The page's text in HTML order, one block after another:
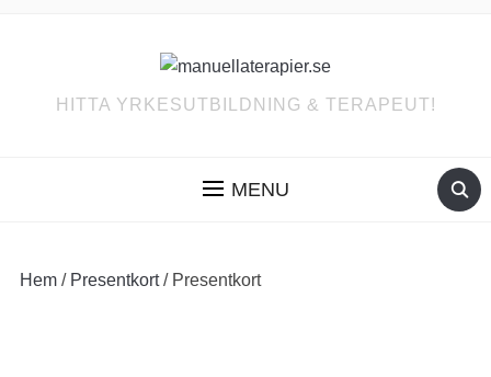
HITTA YRKESUTBILDNING & TERAPEUT!
MENU
Hem/ Presentkort/ Presentkort